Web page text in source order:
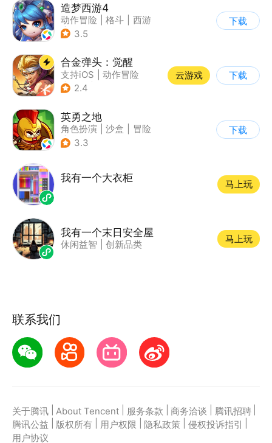
造梦西游4
动作冒险 格斗
西游
| 横版过关
3.5
下载
合金弹头：觉醒
支持iOS
动作冒险
| 射击
2.4
云游戏 下载
英勇之地
角色扮演 沙盒
冒险
| steam游戏
3.3
下载
我有一个大衣柜
马上玩
我有一个末日安全屋
休闲益智 创新品类
马上玩
联系我们
关于腾讯 About Tencent 服务条款 商务洽谈 腾讯招聘
腾讯公益
版权所有 用户权限 隐私政策 侵权投诉指引
用户协议